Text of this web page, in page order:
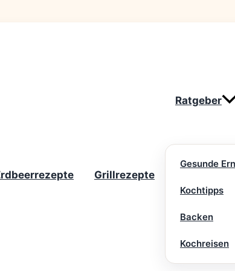
Grillrezepte
Ratgeber
Gesunde
Kochtipps
Backen
Kochreisen